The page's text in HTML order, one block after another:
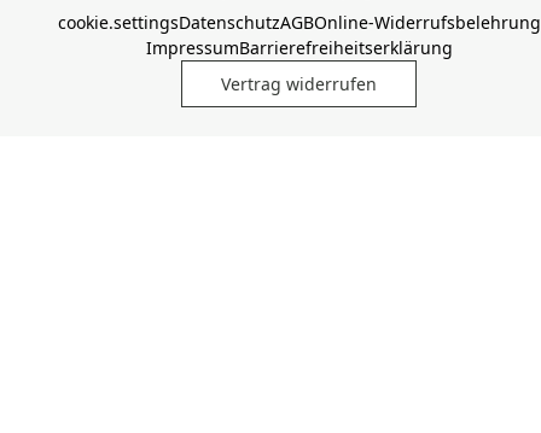
cookie.settingsDatenschutzAGBOnline-Widerrufsbelehrung
ImpressumBarrierefreiheitserklärung
Vertrag widerrufen